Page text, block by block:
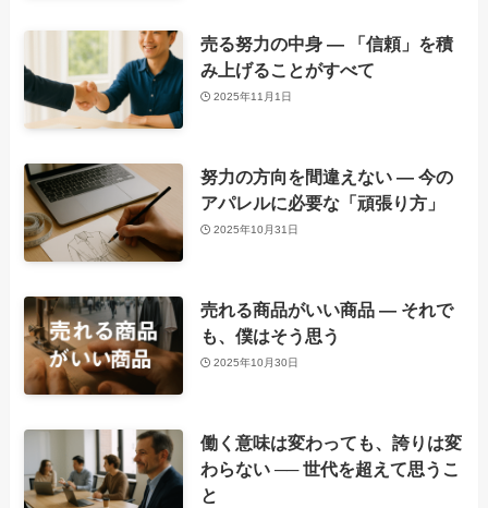
売る努力の中身 ― 「信頼」を積
み上げることがすべて
2025年11月1日
努力の方向を間違えない ― 今の
アパレルに必要な「頑張り方」
2025年10月31日
売れる商品がいい商品 ― それで
も、僕はそう思う
2025年10月30日
働く意味は変わっても、誇りは変
わらない ── 世代を超えて思うこ
と